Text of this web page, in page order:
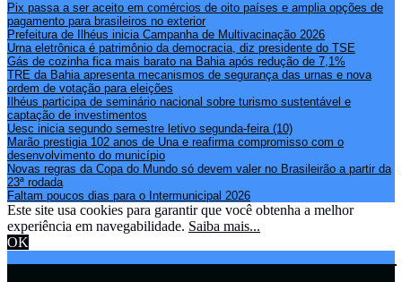
Pix passa a ser aceito em comércios de oito países e amplia opções de
pagamento para brasileiros no exterior
Prefeitura de Ilhéus inicia Campanha de Multivacinação 2026
Urna eletrônica é patrimônio da democracia, diz presidente do TSE
Gás de cozinha fica mais barato na Bahia após redução de 7,1%
TRE da Bahia apresenta mecanismos de segurança das urnas e nova
ordem de votação para eleições
Ilhéus participa de seminário nacional sobre turismo sustentável e
captação de investimentos
Uesc inicia segundo semestre letivo segunda-feira (10)
Marão prestigia 102 anos de Una e reafirma compromisso com o
desenvolvimento do município
Novas regras da Copa do Mundo só devem valer no Brasileirão a partir da
23ª rodada
Faltam poucos dias para o Intermunicipal 2026
Este site usa cookies para garantir que você obtenha a melhor
experiência em navegabilidade. Saiba mais...
OK